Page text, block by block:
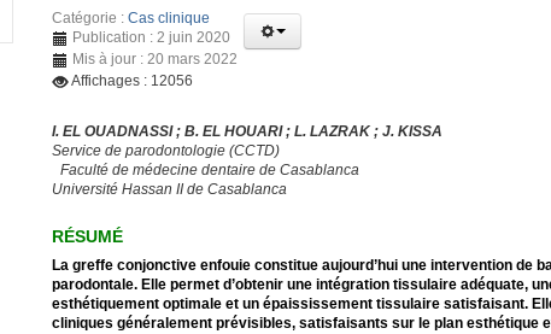
Catégorie : Cas clinique
Publication : 2 juin 2020
Mis à jour : 20 mars 2022
Affichages : 12056
I. EL OUADNASSI ; B. EL HOUARI ; L. LAZRAK ; J. KISSA
Service de parodontologie (CCTD)
Faculté de médecine dentaire de Casablanca
Université Hassan II de Casablanca
RÉSUMÉ
La greffe conjonctive enfouie constitue aujourd’hui une intervention de
parodontale. Elle permet d’obtenir une intégration tissulaire adéquate,
esthétiquement optimale et un épaississement tissulaire satisfaisant.
cliniques généralement prévisibles, satisfaisants sur le plan esthétique